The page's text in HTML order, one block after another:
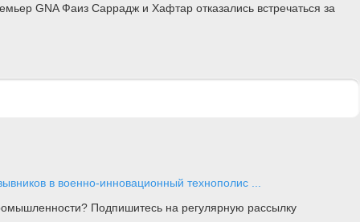
GNA Фаиз Саррадж и Хафтар отказались встречаться за
в военно-инновационный технополис ...
Подпишитесь на регулярную рассылку